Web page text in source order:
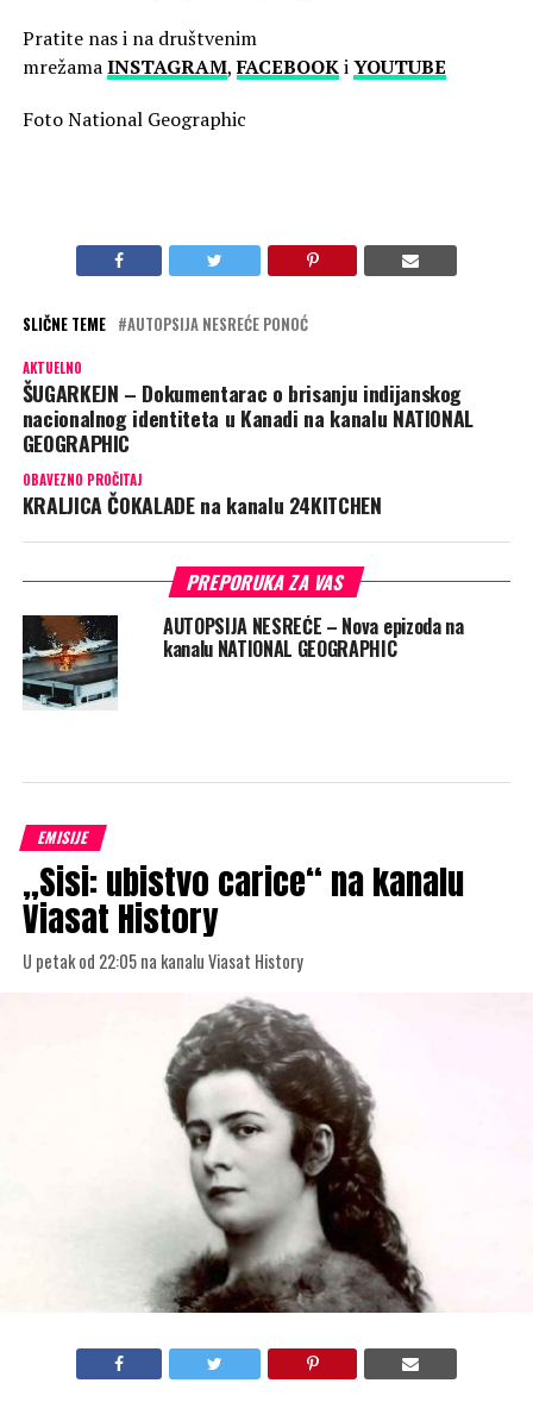
Pratite nas i na društvenim
mrežamaINSTAGRAM,FACEBOOKiYOUTUBE
Foto National Geographic
SLIČNE TEME AUTOPSIJA NESREĆE PONOĆ
AKTUELNO
ŠUGARKEJN – Dokumentarac o brisanju indijanskog
nacionalnog identiteta u Kanadi na kanalu NATIONAL
GEOGRAPHIC
OBAVEZNO PROČITAJ
KRALJICA ČOKALADE na kanalu 24KITCHEN
PREPORUKA ZA VAS
AUTOPSIJA NESREĆE – Nova epizoda na
kanalu NATIONAL GEOGRAPHIC
EMISIJE
„Sisi: ubistvo carice“ na kanalu
Viasat History
U petak od 22:05 na kanalu Viasat History